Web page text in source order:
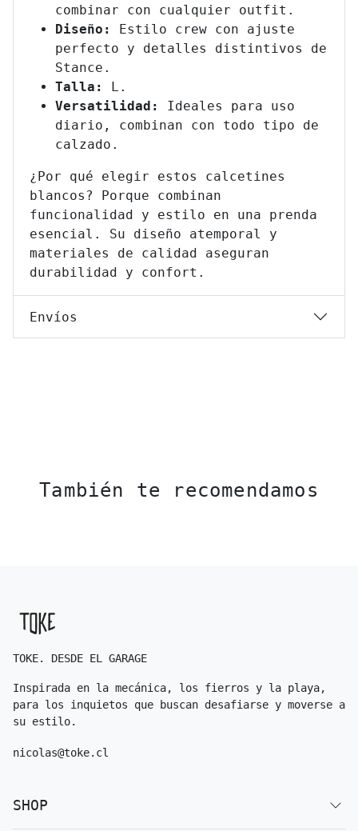
combinar con cualquier outfit.
Diseño:
Estilo crew con ajuste
perfecto y detalles distintivos de
Stance.
Talla: L.
Versatilidad:
Ideales para uso
diario, combinan con todo tipo de
calzado.
¿Por qué elegir estos calcetines
blancos? Porque combinan
funcionalidad y estilo en una prenda
esencial. Su diseño atemporal y
materiales de calidad aseguran
durabilidad y confort.
Envíos
También te recomendamos
TOKE. DESDE EL GARAGE
Inspirada en la mecánica, los fierros y la playa,
para los inquietos que buscan desafiarse y moverse a
su estilo.
nicolas@toke.cl
SHOP